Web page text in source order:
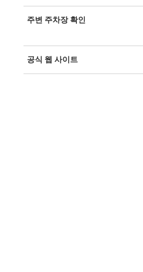
ィンドウで開きます
주변 주차장 확인
공식 웹 사이트